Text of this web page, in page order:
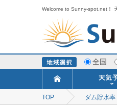
Welcome to Sunny-spot.net！
全国
分布
今日明日
ポイン
週間天
1ヶ月
3ヶ月
寒・暖候
世界の
海上
TOP ダム貯水率